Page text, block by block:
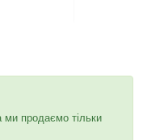
ми продаємо тільки